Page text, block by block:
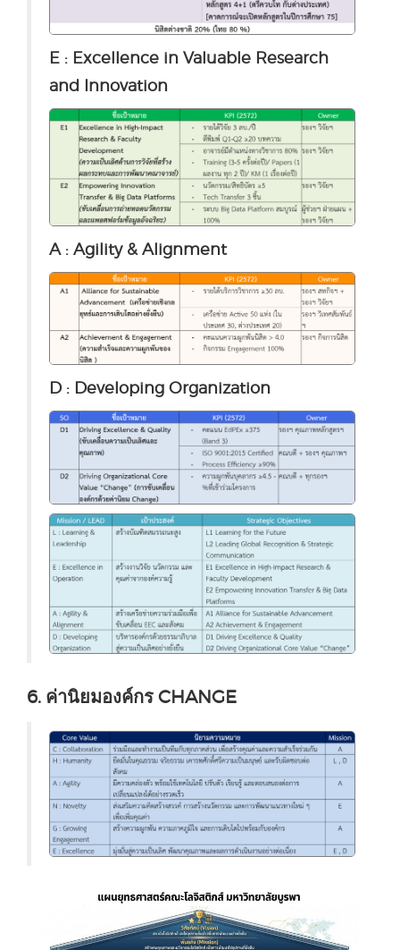
E : Excellence in Valuable Research
and Innovation
A : Agility & Alignment
D : Developing Organization
6. ค่านิยมองค์กร CHANGE